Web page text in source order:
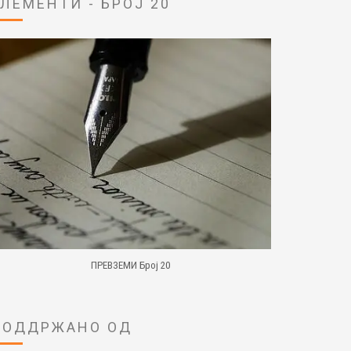
- БРОЈ 20
ПРЕВЗЕМИ Број 20
ОД